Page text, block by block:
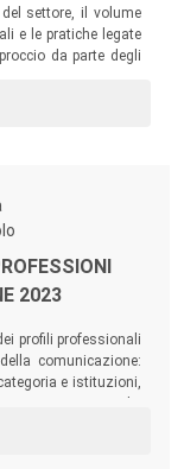
settore, il volume
e le pratiche legate
da parte degli
2023
profili professionali
comunicazione:
e istituzioni,
per affrontare
e mediali